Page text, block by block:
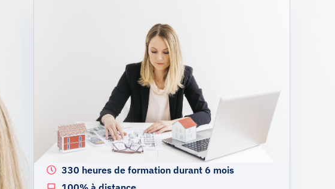
330 heures de formation durant 6 mois